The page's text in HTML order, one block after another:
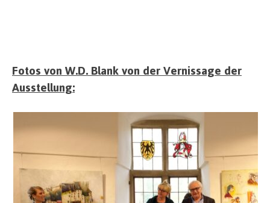
Fotos von W.D. Blank von der Vernissage der
Ausstellung: